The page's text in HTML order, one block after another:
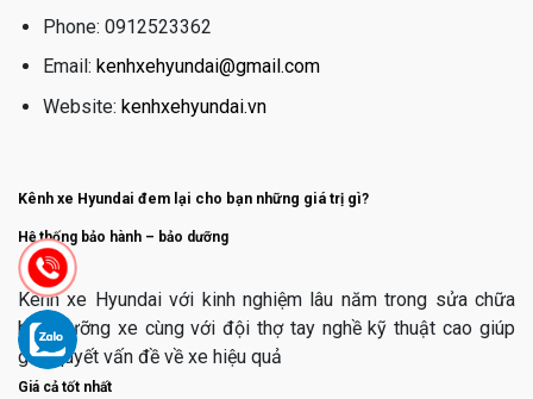
Phone: 0912523362
Email: kenhxehyundai@gmail.com
Website: kenhxehyundai.vn
Kênh xe Hyundai đem lại cho bạn những giá trị gì?
Hệ thống bảo hành – bảo dưỡng
Kênh xe Hyundai với kinh nghiệm lâu năm trong sửa chữa
bảo dưỡng xe cùng với đội thợ tay nghề kỹ thuật cao giúp
giải quyết vấn đề về xe hiệu quả
Giá cả tốt nhất